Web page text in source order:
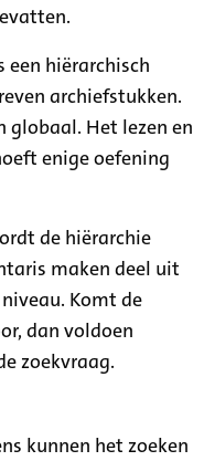
hiërarchisch
archiefstukken.
globaal. Het lezen en
enige oefening
de hiërarchie
maken deel uit
Komt de
dan voldoen
zoekvraag.
kunnen het zoeken